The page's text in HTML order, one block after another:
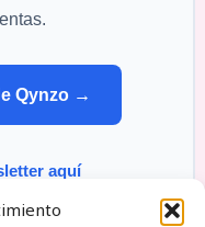
Qynzo →
aquí